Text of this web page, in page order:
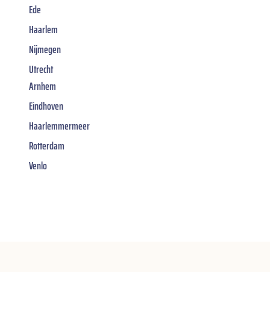
Ede
Haarlem
Nijmegen
Utrecht
Arnhem
Eindhoven
Haarlemmermeer
Rotterdam
Venlo